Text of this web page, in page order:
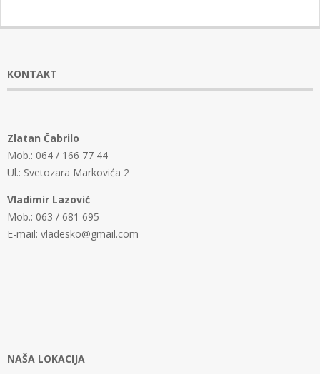
KONTAKT
Zlatan Čabrilo
Mob.: 064 / 166 77 44
Ul.: Svetozara Markovića 2
Vladimir Lazović
Mob.: 063 / 681 695
E-mail: vladesko@gmail.com
NAŠA LOKACIJA